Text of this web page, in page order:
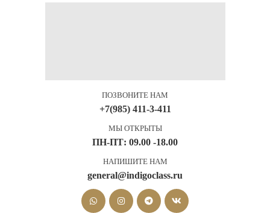
ПОЗВОНИТЕ НАМ
+7(985) 411-3-411
МЫ ОТКРЫТЫ
ПН-ПТ: 09.00 -18.00
НАПИШИТЕ НАМ
general@indigoclass.ru